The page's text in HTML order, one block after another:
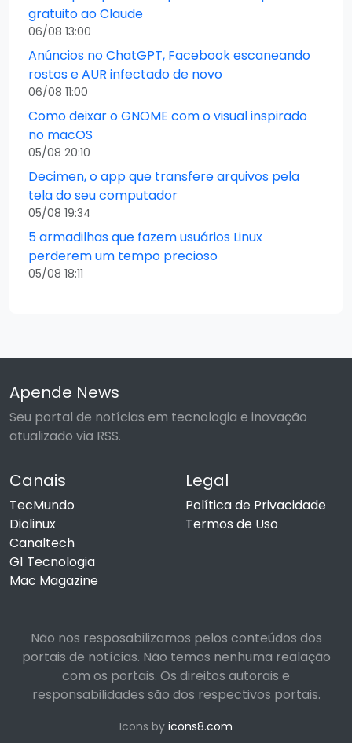
gratuito ao Claude
06/08 13:00
Anúncios no ChatGPT, Facebook escaneando
rostos e AUR infectado de novo
06/08 11:00
Como deixar o GNOME com o visual inspirado
no macOS
05/08 20:10
Decimen, o app que transfere arquivos pela
tela do seu computador
05/08 19:34
5 armadilhas que fazem usuários Linux
perderem um tempo precioso
05/08 18:11
Apende News
Seu portal de notícias em tecnologia e inovação
atualizado via RSS.
Canais
TecMundo
Diolinux
Canaltech
G1 Tecnologia
Mac Magazine
Legal
Política de Privacidade
Termos de Uso
Não nos resposabilizamos pelos conteúdos dos
portais de notícias. Não temos nenhuma realação
com os portais. Os direitos autorais e
responsabilidades são dos respectivos portais.
Icons by icons8.com